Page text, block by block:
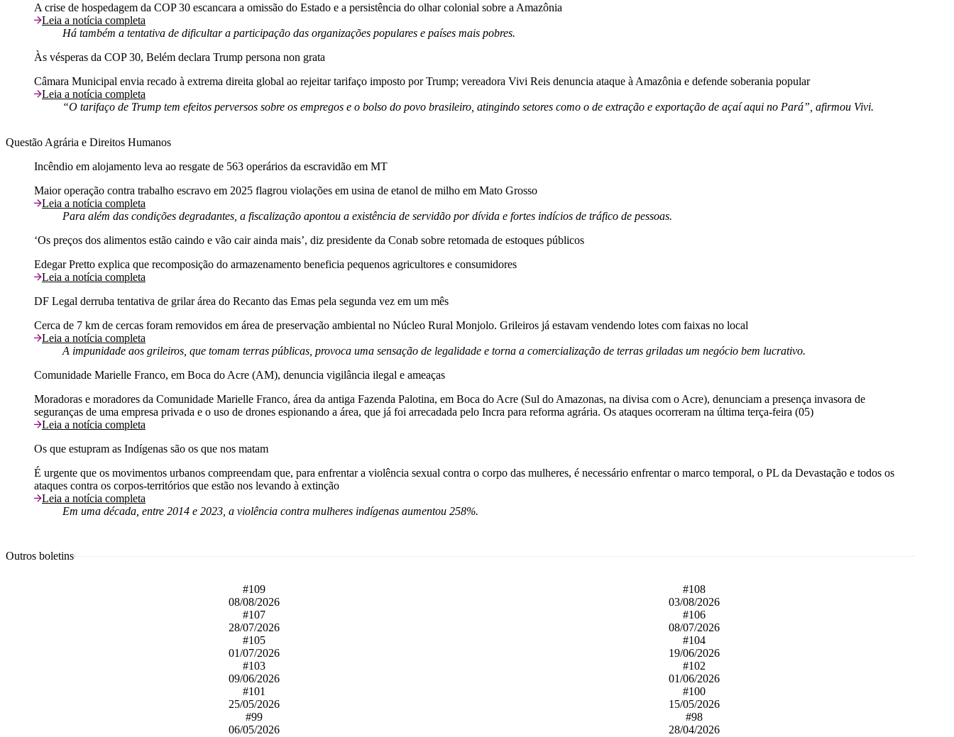
A crise de hospedagem da COP 30 escancara a omissão do Estado e a persistência do olhar colonial sobre a Amazônia
Leia a notícia completa
Há também a tentativa de dificultar a participação das organizações populares e países mais pobres.
Às vésperas da COP 30, Belém declara Trump persona non grata
Câmara Municipal envia recado à extrema direita global ao rejeitar tarifaço imposto por Trump; vereadora Vivi Reis denuncia ataque à Amazônia e defende soberania popular
Leia a notícia completa
“O tarifaço de Trump tem efeitos perversos sobre os empregos e o bolso do povo brasileiro, atingindo setores como o de extração e exportação de açaí aqui no Pará”, afirmou Vivi.
Questão Agrária e Direitos Humanos
Incêndio em alojamento leva ao resgate de 563 operários da escravidão em MT
Maior operação contra trabalho escravo em 2025 flagrou violações em usina de etanol de milho em Mato Grosso
Leia a notícia completa
Para além das condições degradantes, a fiscalização apontou a existência de servidão por dívida e fortes indícios de tráfico de pessoas.
‘Os preços dos alimentos estão caindo e vão cair ainda mais’, diz presidente da Conab sobre retomada de estoques públicos
Edegar Pretto explica que recomposição do armazenamento beneficia pequenos agricultores e consumidores
Leia a notícia completa
DF Legal derruba tentativa de grilar área do Recanto das Emas pela segunda vez em um mês
Cerca de 7 km de cercas foram removidos em área de preservação ambiental no Núcleo Rural Monjolo. Grileiros já estavam vendendo lotes com faixas no local
Leia a notícia completa
A impunidade aos grileiros, que tomam terras públicas, provoca uma sensação de legalidade e torna a comercialização de terras griladas um negócio bem lucrativo.
Comunidade Marielle Franco, em Boca do Acre (AM), denuncia vigilância ilegal e ameaças
Moradoras e moradores da Comunidade Marielle Franco, área da antiga Fazenda Palotina, em Boca do Acre (Sul do Amazonas, na divisa com o Acre), denunciam a presença invasora de
seguranças de uma empresa privada e o uso de drones espionando a área, que já foi arrecadada pelo Incra para reforma agrária. Os ataques ocorreram na última terça-feira (05)
Leia a notícia completa
Os que estupram as Indígenas são os que nos matam
É urgente que os movimentos urbanos compreendam que, para enfrentar a violência sexual contra o corpo das mulheres, é necessário enfrentar o marco temporal, o PL da Devastação e todos os
ataques contra os corpos-territórios que estão nos levando à extinção
Leia a notícia completa
Em uma década, entre 2014 e 2023, a violência contra mulheres indígenas aumentou 258%.
Outros boletins
#109
08/08/2026
#108
03/08/2026
#107
28/07/2026
#106
08/07/2026
#105
01/07/2026
#104
19/06/2026
#103
09/06/2026
#102
01/06/2026
#101
25/05/2026
#100
15/05/2026
#99
06/05/2026
#98
28/04/2026